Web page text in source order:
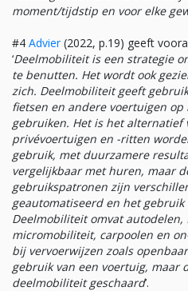
moment/tijdstip en voor elke
#4 Advier(2022, p.19) geeft
‘Deelmobiliteit is een strategie
te benutten. Het wordt ook
zich. Deelmobiliteit geeft
fietsen en andere voertuigen
gebruiken. Het is het alternatief
privévoertuigen en -ritten
gebruik, met duurzamere
vergelijkbaar met huren, maar
gebruikspatronen zijn
geautomatiseerd en het
Deelmobiliteit omvat autodelen,
micromobiliteit, carpoolen en
bij vervoerwijzen zoals
gebruik van een voertuig, maar
deelmobiliteit geschaard’.